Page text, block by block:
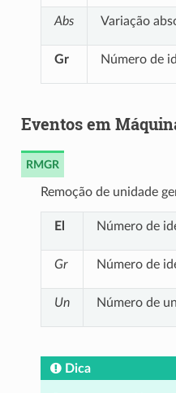
Abs Variação
Gr Número de
Eventos em
RMGR
Remoção de unidade
El Número de
Gr Número de
Un Número de
Dica